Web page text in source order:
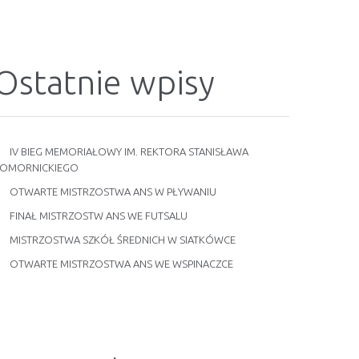
wpisy
IV BIEG MEMORIAŁOWY IM. REKTORA STANISŁAWA
OTWARTE MISTRZOSTWA ANS W PŁYWANIU
FINAŁ MISTRZOSTW ANS WE FUTSALU
MISTRZOSTWA SZKÓŁ ŚREDNICH W SIATKÓWCE
OTWARTE MISTRZOSTWA ANS WE WSPINACZCE